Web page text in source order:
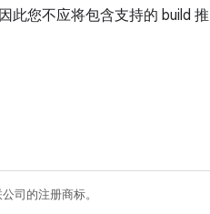
此您不应将包含支持的 build 推
司的注册商标。